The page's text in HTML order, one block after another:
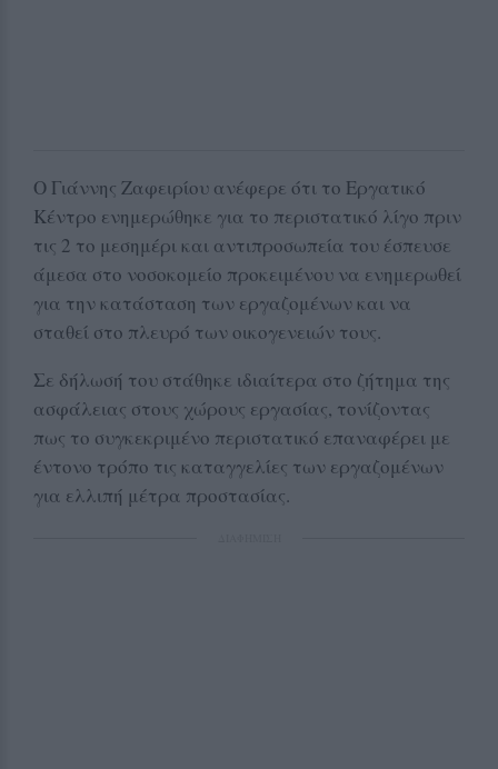
Ο Γιάννης Ζαφειρίου ανέφερε ότι το Εργατικό
Κέντρο ενημερώθηκε για το περιστατικό λίγο πριν
τις 2 το μεσημέρι και αντιπροσωπεία του έσπευσε
άμεσα στο νοσοκομείο προκειμένου να ενημερωθεί
για την κατάσταση των εργαζομένων και να
σταθεί στο πλευρό των οικογενειών τους.
Σε δήλωσή του στάθηκε ιδιαίτερα στο ζήτημα της
ασφάλειας στους χώρους εργασίας, τονίζοντας
πως το συγκεκριμένο περιστατικό επαναφέρει με
έντονο τρόπο τις καταγγελίες των εργαζομένων
για ελλιπή μέτρα προστασίας.